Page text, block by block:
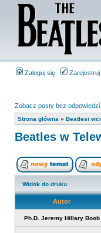
Zaloguj się Zarejestruj
Zobacz posty bez odpowiedzi
Strona główna » Beatlesi
Beatles w
Widok do druku
Autor
Ph.D. Jeremy Hillary Boob